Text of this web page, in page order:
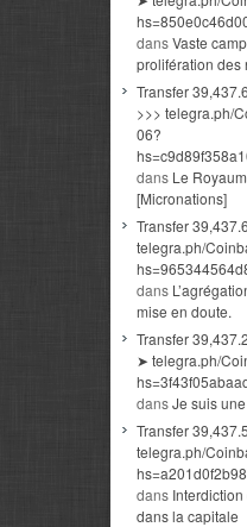
dansVaste
prolifération des
Transfer
>>> telegra.ph/
06?
dans Le
[Micronations]
Transfer
telegra.ph/
dans
mise en doute.
Transfer
➤ telegra.ph/
dansJe suis
Transfer
telegra.ph/
dans
dans la capitale